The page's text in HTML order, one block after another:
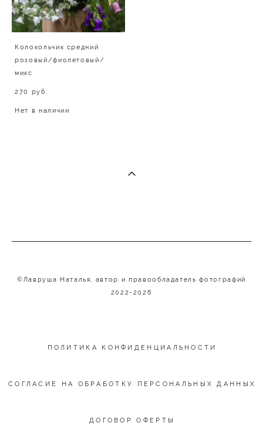
Колокольчик средний
розовый/фиолетовый/
микс
270 pуб.
Нет в наличии
©Лавруша Наталья, автор и правообладатель фотографий
2022-2026
ПОЛИТИКА КОНФИДЕНЦИАЛЬНОСТИ
СОГЛАСИЕ НА ОБРАБОТКУ ПЕРСОНАЛЬНЫХ ДАННЫХ
ДОГОВОР ОФЕРТЫ